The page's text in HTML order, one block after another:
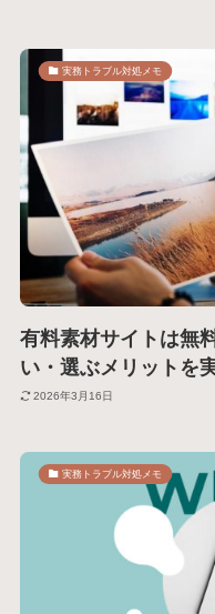
実務トラブル対処メモ
有料素材サイトは無
い・選ぶメリットを
2026年3月16日
実務トラブル対処メモ